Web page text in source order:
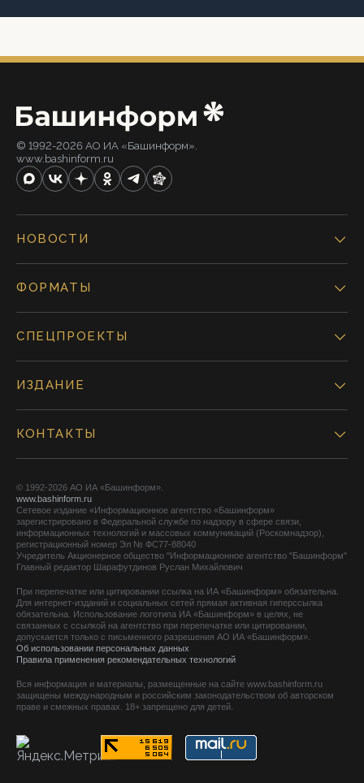
© 1992-2026 АО ИА «Башинформ».
www.bashinform.ru
НОВОСТИ
ФОРМАТЫ
СПЕЦПРОЕКТЫ
ИЗДАНИЕ
КОНТАКТЫ
© 1992-2026 АО ИА «Башинформ».
www.bashinform.ru
Сетевое издание «Информационное агентство «Башинформ»
зарегистрировано в Федеральной службе по надзору в сфере связи,
информационных технологий и массовых коммуникаций (Роскомнадзор),
регистрационный номер Эл № ФС77-88040
Учредитель Акционерное общество "Информационное агентство "Башинформ"
Главный редактор Шарафутдинов Руслан Михайлович
При перепечатке или цитировании ссылка на ИА «Башинформ» обязательна.
Для интернет-изданий и социальных сетей прямая активная гиперссылка
обязательна. Использование логотипа ИА «Башинформ» в целях, не
связанных с ссылкой на агентство при перепечатке или цитировании,
допускается только с письменного разрешения АО ИА «Башинформ».
Об использовании персональных данных
Правила применения рекомендательных технологий
Вся информация и материалы, размещенные на сайте www.bashinform.ru
защищены международным и российским законодательством об авторском
праве и смежных правах. 18+ запрещено для детей.